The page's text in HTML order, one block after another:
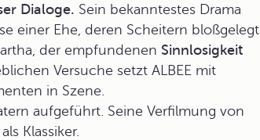
Dialoge. Sein bekanntestes Drama
einer Ehe, deren Scheitern bloßgelegt
der empfundenen Sinnlosigkeit
Versuche setzt ALBEE mit
in Szene.
aufgeführt. Seine Verfilmung von
Klassiker.